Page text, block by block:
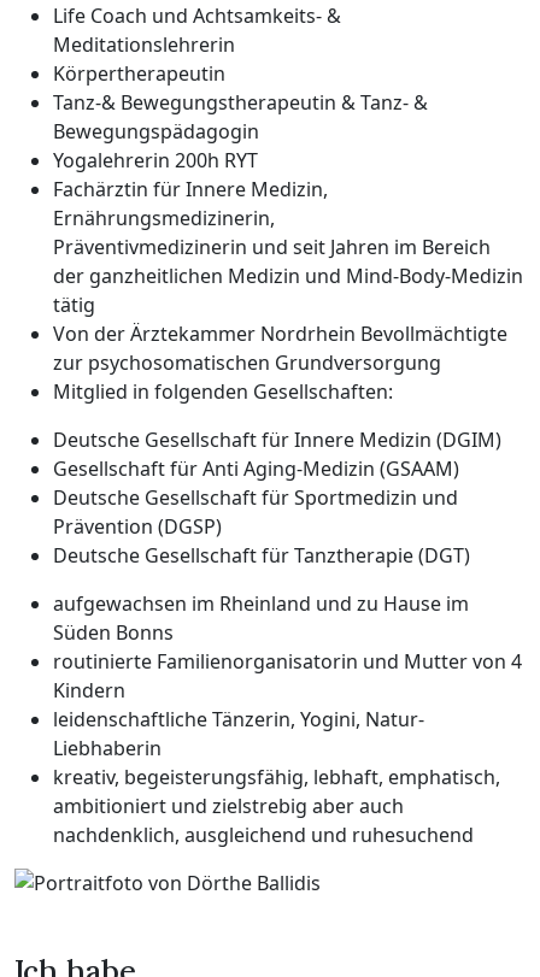
Life Coach und Achtsamkeits- &
Meditationslehrerin
Körpertherapeutin
Tanz-& Bewegungstherapeutin & Tanz- &
Bewegungspädagogin
Yogalehrerin 200h RYT
Fachärztin für Innere Medizin,
Ernährungsmedizinerin,
Präventivmedizinerin und seit Jahren im Bereich
der ganzheitlichen Medizin und Mind-Body-Medizin
tätig
Von der Ärztekammer Nordrhein Bevollmächtigte
zur psychosomatischen Grundversorgung
Mitglied in folgenden Gesellschaften:
Deutsche Gesellschaft für Innere Medizin (DGIM)
Gesellschaft für Anti Aging-Medizin (GSAAM)
Deutsche Gesellschaft für Sportmedizin und
Prävention (DGSP)
Deutsche Gesellschaft für Tanztherapie (DGT)
aufgewachsen im Rheinland und zu Hause im
Süden Bonns
routinierte Familienorganisatorin und Mutter von 4
Kindern
leidenschaftliche Tänzerin, Yogini, Natur-
Liebhaberin
kreativ, begeisterungsfähig, lebhaft, emphatisch,
ambitioniert und zielstrebig aber auch
nachdenklich, ausgleichend und ruhesuchend